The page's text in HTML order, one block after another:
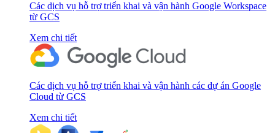
Các dịch vụ hỗ trợ triển khai và vận hành Google Workspace
từ GCS
Xem chi tiết
Các dịch vụ hỗ trợ triển khai và vận hành các dự án Google
Cloud từ GCS
Xem chi tiết